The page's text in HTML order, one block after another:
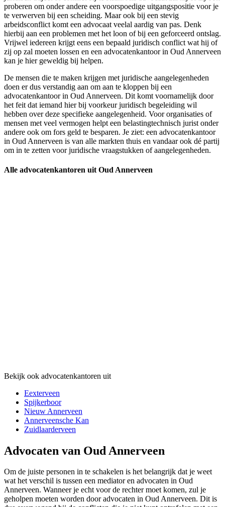
proberen om onder andere een voorspoedige uitgangspositie voor je
te verwerven bij een scheiding. Maar ook bij een stevig
arbeidsconflict komt een advocaat veelal aardig van pas. Denk
hierbij aan een problemen met het loon of bij een geforceerd ontslag.
Vrijwel iedereen krijgt eens een bepaald juridisch conflict wat hij of
zij op zal moeten lossen en een advocatenkantoor in Oud Annerveen
kan je hier geweldig bij helpen.
De mensen die te maken krijgen met juridische aangelegenheden
doen er dus verstandig aan om aan te kloppen bij een
advocatenkantoor in Oud Annerveen. Dit komt voornamelijk door
het feit dat iemand hier bij voorkeur juridisch begeleiding wil
hebben over deze specifieke aangelegenheid. Voor organisaties of
mensen met veel vermogen helpt een belastingtechnisch jurist onder
andere ook om fors geld te besparen. Je ziet: een advocatenkantoor
in Oud Annerveen is van alle markten thuis en vandaar ook dé partij
om in te zetten voor juridische vraagstukken of aangelegenheden.
Alle advocatenkantoren uit Oud Annerveen
Bekijk ook advocatenkantoren uit
Eexterveen
Spijkerboor
Nieuw Annerveen
Annerveensche Kan
Zuidlaarderveen
Advocaten van Oud Annerveen
Om de juiste personen in te schakelen is het belangrijk dat je weet
wat het verschil is tussen een mediator en advocaten in Oud
Annerveen. Wanneer je echt voor de rechter moet komen, zul je
geholpen moeten worden door advocaten in Oud Annerveen. Dit is